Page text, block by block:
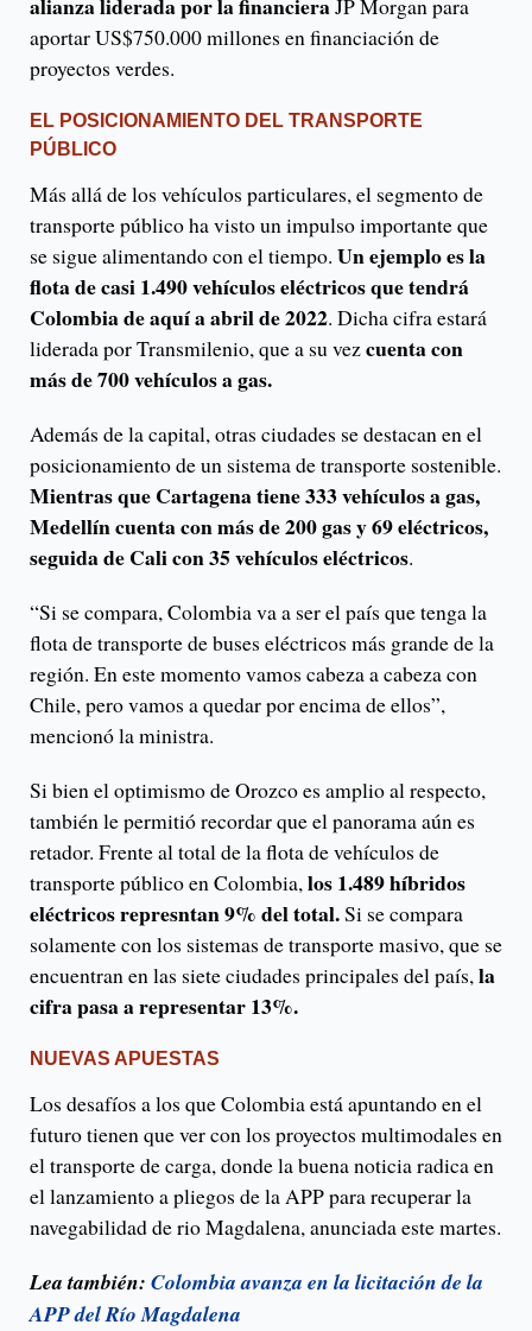
JP Morgan para
aportar US$750.000 millones en financiación de
proyectos verdes.
EL POSICIONAMIENTO DEL TRANSPORTE
PÚBLICO
Más allá de los vehículos particulares, el segmento de
transporte público ha visto un impulso importante que
se sigue alimentando con el tiempo. Un ejemplo es la
flota de casi 1.490 vehículos eléctricos que tendrá
Colombia de aquí a abril de 2022. Dicha cifra estará
liderada por Transmilenio, que a su vezcuenta con
más de 700 vehículos a gas.
Además de la capital, otras ciudades se destacan en el
posicionamiento de un sistema de transporte sostenible.
Mientras que Cartagena tiene 333 vehículos a gas,
Medellín cuenta con más de 200 gas y 69 eléctricos,
seguida de Cali con 35 vehículos eléctricos.
“Si se compara, Colombia va a ser el país que tenga la
flota de transporte de buses eléctricos más grande de la
región. En este momento vamos cabeza a cabeza con
Chile, pero vamos a quedar por encima de ellos”,
mencionó la ministra.
Si bien el optimismo de Orozco es amplio al respecto,
también le permitió recordar que el panorama aún es
retador. Frente al total de la flota de vehículos de
transporte público en Colombia,los 1.489 híbridos
eléctricos represntan 9% del total.Si se compara
solamente con los sistemas de transporte masivo, que se
encuentran en las siete ciudades principales del país,la
cifra pasa a representar 13%.
NUEVAS APUESTAS
Los desafíos a los que Colombia está apuntando en el
futuro tienen que ver con los proyectos multimodales en
el transporte de carga, donde la buena noticia radica en
el lanzamiento a pliegos de la APP para recuperar la
navegabilidad de rio Magdalena, anunciada este martes.
Lea también: Colombia avanza en la licitación de la
APP del Río Magdalena